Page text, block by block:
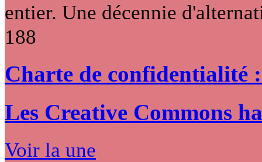
entier. Une décennie
188
Charte de confidentialité
Les Creative Commons
Voir la une